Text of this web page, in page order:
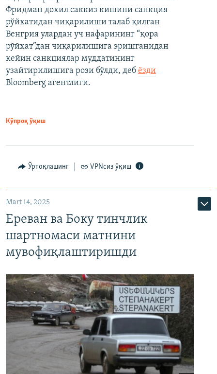
Фридман дохил саккиз кишини санкция
рўйхатидан чиқарилиши талаб қилган
Венгрия улардан уч нафарининг “қора
рўйхат”дан чиқарилишига эришганидан
кейин санкциялар муддатининг
узайтирилишига рози бўлди, деб ёзди
Bloomberg агентлиги.
Кўпроқ ўқиш
Ўртоқлашинг VPNсиз ўқиш
Mart 14, 2025
Ереван ва Боку тинчлик
шартномаси матнини
мувофиқлаштиришди